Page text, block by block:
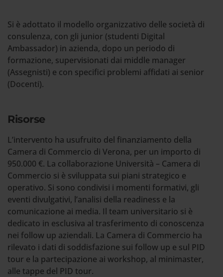
Si è adottato il modello organizzativo delle società di
consulenza, con gli junior (studenti Digital
Ambassador) in azienda, dopo un periodo di
formazione, supervisionati dai middle manager
(Assegnisti) e con specifici problemi affidati ai senior
(Docenti).
Risorse
L’intervento ha usufruito del finanziamento della
Camera di Commercio di Verona, per un importo di
950.000 €. La collaborazione Università – Camera di
Commercio si è sviluppata sui piani strategico e
operativo. Si sono condivisi i momenti formativi, gli
eventi divulgativi, l’analisi della readiness e la
comunicazione ai media. Il team universitario si è
dedicato in esclusiva al trasferimento di conoscenza
nei follow up aziendali. La Camera di Commercio ha
rilevato i dati di soddisfazione sui follow up e sul PID
tour e la partecipazione ai workshop, al minimaster,
alle tappe del PID tour.